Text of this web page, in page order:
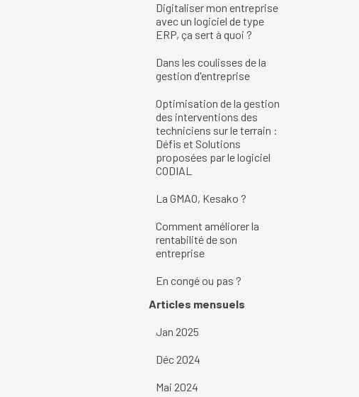
Digitaliser mon entreprise
avec un logiciel de type
ERP, ça sert à quoi ?
Dans les coulisses de la
gestion d'entreprise
Optimisation de la gestion
des interventions des
techniciens sur le terrain :
Défis et Solutions
proposées par le logiciel
CODIAL
La GMAO, Kesako ?
Comment améliorer la
rentabilité de son
entreprise
En congé ou pas ?
Sauter le bloc Articles mensuels
Articles mensuels
Jan 2025
Déc 2024
Mai 2024